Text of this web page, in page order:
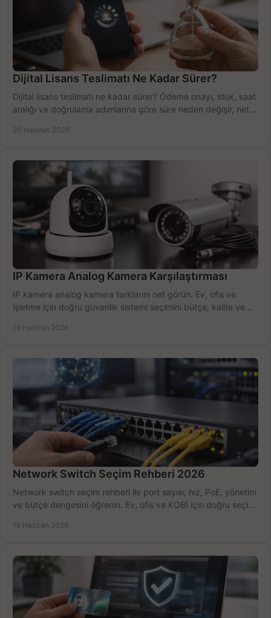
Dijital Lisans Teslimatı Ne Kadar Sürer?
Dijital lisans teslimatı ne kadar sürer? Ödeme onayı, stok, saat
aralığı ve doğrulama adımlarına göre süre neden değişir, net
20 Haziran 2026
IP Kamera Analog Kamera Karşılaştırması
IP kamera analog kamera farklarını net görün. Ev, ofis ve
işletme için doğru güvenlik sistemi seçimini bütçe, kalite ve
18 Haziran 2026
Network Switch Seçim Rehberi 2026
Network switch seçim rehberi ile port sayısı, hız, PoE, yönetim
ve bütçe dengesini öğrenin. Ev, ofis ve KOBİ için doğru seçimi
16 Haziran 2026